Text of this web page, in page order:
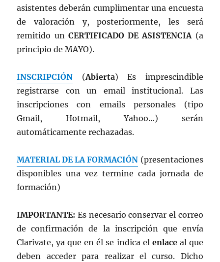
asistentes deberán cumplimentar una encuesta
de valoración y, posteriormente, les será
remitido un CERTIFICADO DE ASISTENCIA (a
principio de MAYO).
INSCRIPCIÓN (Abierta) Es imprescindible
registrarse con un email institucional. Las
inscripciones con emails personales (tipo
Gmail, Hotmail, Yahoo…) serán
automáticamente rechazadas.
MATERIAL DE LA FORMACIÓN (presentaciones
disponibles una vez termine cada jornada de
formación)
IMPORTANTE: Es necesario conservar el correo
de confirmación de la inscripción que envía
Clarivate, ya que en él se indica el enlace al que
deben acceder para realizar el curso. Dicho